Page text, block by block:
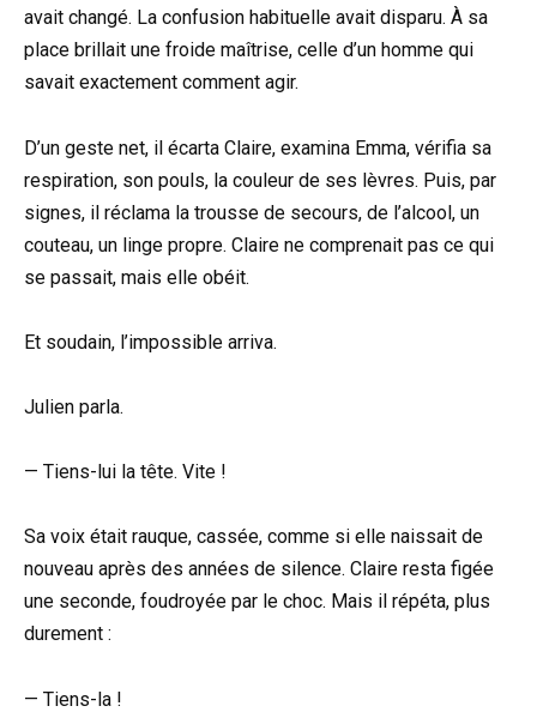
avait changé. La confusion habituelle avait disparu. À sa
place brillait une froide maîtrise, celle d’un homme qui
savait exactement comment agir.
D’un geste net, il écarta Claire, examina Emma, vérifia sa
respiration, son pouls, la couleur de ses lèvres. Puis, par
signes, il réclama la trousse de secours, de l’alcool, un
couteau, un linge propre. Claire ne comprenait pas ce qui
se passait, mais elle obéit.
Et soudain, l’impossible arriva.
Julien parla.
— Tiens-lui la tête. Vite !
Sa voix était rauque, cassée, comme si elle naissait de
nouveau après des années de silence. Claire resta figée
une seconde, foudroyée par le choc. Mais il répéta, plus
durement :
— Tiens-la !